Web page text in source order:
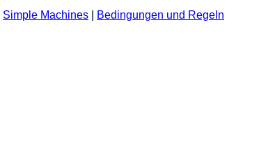
Simple Machines
Bedingungen und Regeln